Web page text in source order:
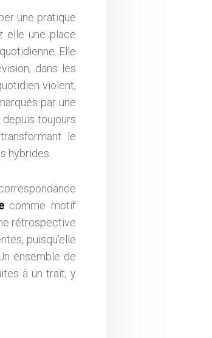
une pratique
elle une place
Elle
dans les
violent,
par une
toujours
le
hybrides.
comme motif
rétrospective
puisqu’elle
ensemble de
à un trait, y